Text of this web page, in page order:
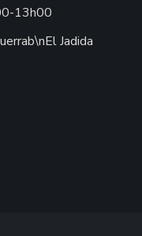
13h00
Jadida